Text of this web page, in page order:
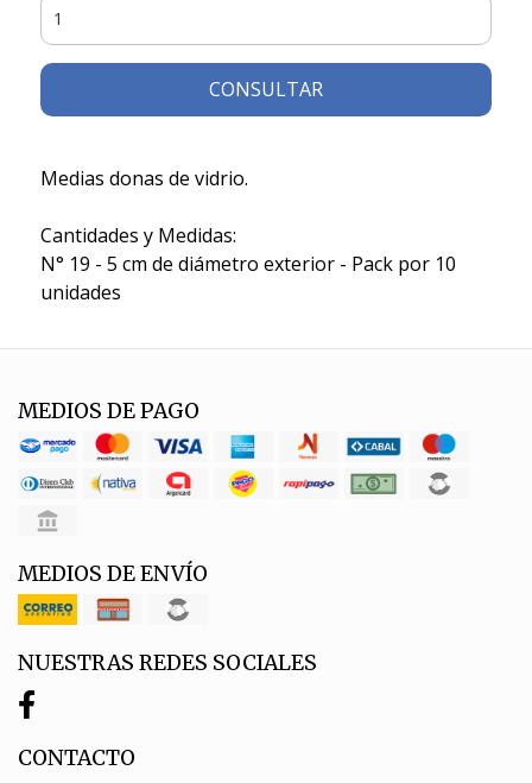
CONSULTAR
Medias donas de vidrio.
Cantidades y Medidas:
N° 19 - 5 cm de diámetro exterior - Pack por 10
unidades
MEDIOS DE PAGO
MEDIOS DE ENVÍO
NUESTRAS REDES SOCIALES
CONTACTO